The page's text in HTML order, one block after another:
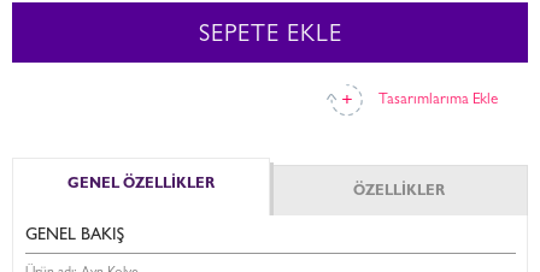
Tasarımlarıma Ekle
SEPETE EKLE
GENEL ÖZELLİKLER ÖZELLİKLER
GENEL BAKIŞ